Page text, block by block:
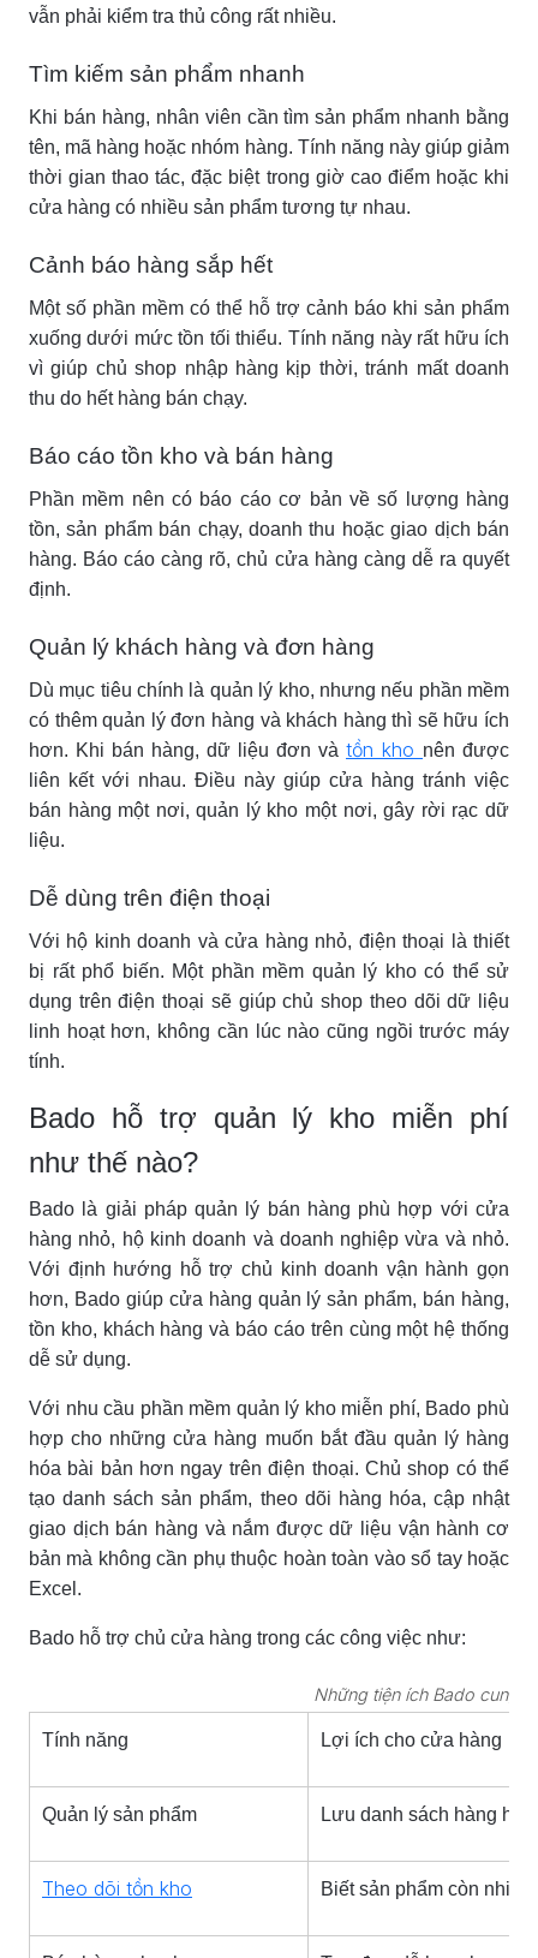
vẫn phải kiểm tra thủ công rất nhiều.
Tìm kiếm sản phẩm nhanh
Khi bán hàng, nhân viên cần tìm sản phẩm nhanh bằng
tên, mã hàng hoặc nhóm hàng. Tính năng này giúp giảm
thời gian thao tác, đặc biệt trong giờ cao điểm hoặc khi
cửa hàng có nhiều sản phẩm tương tự nhau.
Cảnh báo hàng sắp hết
Một số phần mềm có thể hỗ trợ cảnh báo khi sản phẩm
xuống dưới mức tồn tối thiểu. Tính năng này rất hữu ích
vì giúp chủ shop nhập hàng kịp thời, tránh mất doanh
thu do hết hàng bán chạy.
Báo cáo tồn kho và bán hàng
Phần mềm nên có báo cáo cơ bản về số lượng hàng
tồn, sản phẩm bán chạy, doanh thu hoặc giao dịch bán
hàng. Báo cáo càng rõ, chủ cửa hàng càng dễ ra quyết
định.
Quản lý khách hàng và đơn hàng
Dù mục tiêu chính là quản lý kho, nhưng nếu phần mềm
có thêm quản lý đơn hàng và khách hàng thì sẽ hữu ích
hơn. Khi bán hàng, dữ liệu đơn và tồn kho nên được
liên kết với nhau. Điều này giúp cửa hàng tránh việc
bán hàng một nơi, quản lý kho một nơi, gây rời rạc dữ
liệu.
Dễ dùng trên điện thoại
Với hộ kinh doanh và cửa hàng nhỏ, điện thoại là thiết
bị rất phổ biến. Một phần mềm quản lý kho có thể sử
dụng trên điện thoại sẽ giúp chủ shop theo dõi dữ liệu
linh hoạt hơn, không cần lúc nào cũng ngồi trước máy
tính.
Bado hỗ trợ quản lý kho miễn phí
như thế nào?
Bado là giải pháp quản lý bán hàng phù hợp với cửa
hàng nhỏ, hộ kinh doanh và doanh nghiệp vừa và nhỏ.
Với định hướng hỗ trợ chủ kinh doanh vận hành gọn
hơn, Bado giúp cửa hàng quản lý sản phẩm, bán hàng,
tồn kho, khách hàng và báo cáo trên cùng một hệ thống
dễ sử dụng.
Với nhu cầu phần mềm quản lý kho miễn phí, Bado phù
hợp cho những cửa hàng muốn bắt đầu quản lý hàng
hóa bài bản hơn ngay trên điện thoại. Chủ shop có thể
tạo danh sách sản phẩm, theo dõi hàng hóa, cập nhật
giao dịch bán hàng và nắm được dữ liệu vận hành cơ
bản mà không cần phụ thuộc hoàn toàn vào sổ tay hoặc
Excel.
Bado hỗ trợ chủ cửa hàng trong các công việc như:
Những tiện ích Bado cung
Tính năng Lợi ích cho cửa hàng
Quản lý sản phẩm Lưu danh sách hàng
Theo dõi tồn kho Biết sản phẩm còn